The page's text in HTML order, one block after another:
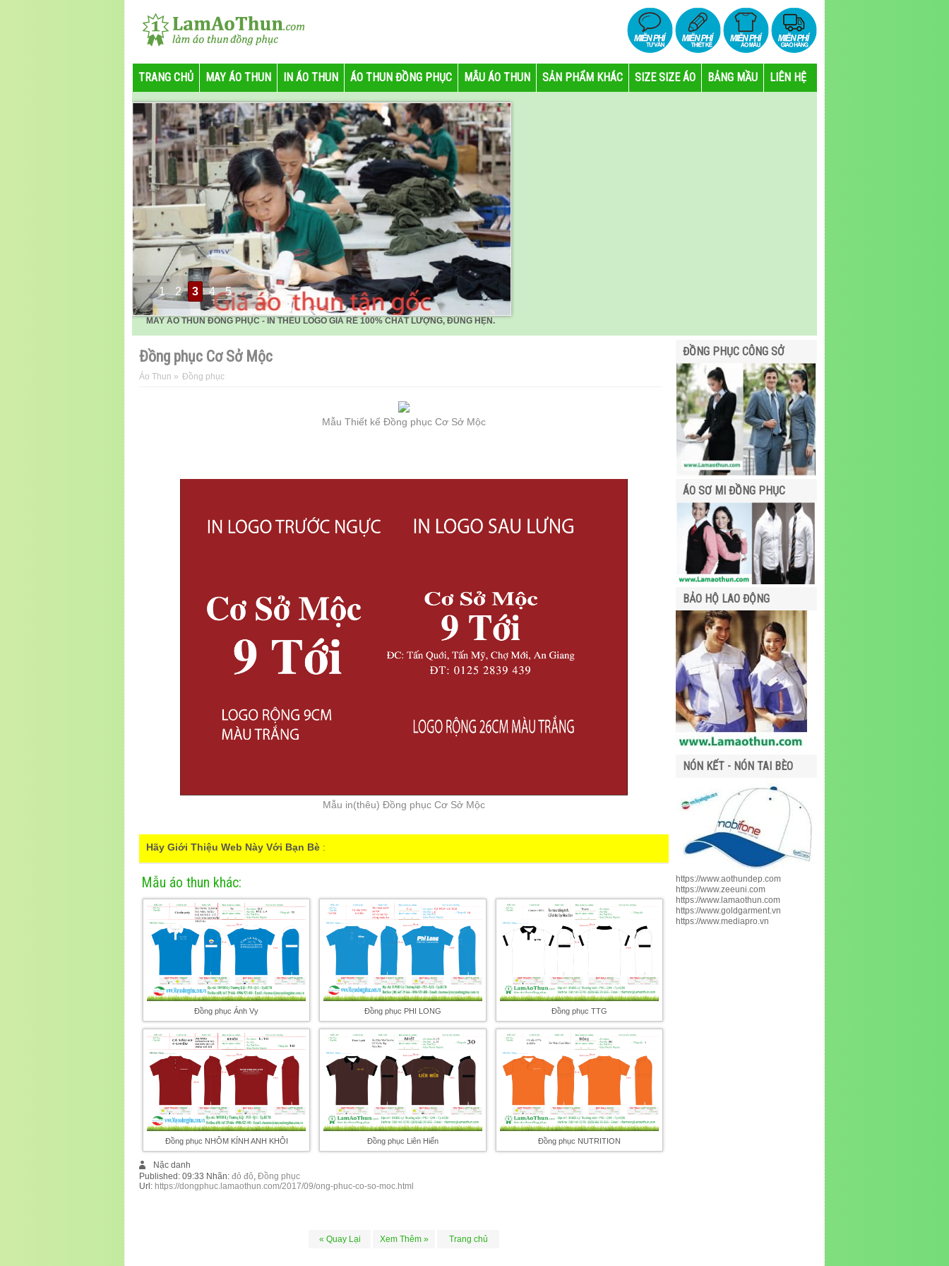
TRANG CHỦ MAY ÁO THUN IN ÁO THUN ÁO THUN ĐỒNG PHỤC MẪU ÁO THUN SẢN PHẨM KHÁC SIZE SIZE ÁO BẢNG MẦU LIÊN HỆ
1 2 3 4 5
MAY ÁO THUN ĐỒNG PHỤC - IN THÊU LOGO GIÁ RẺ 100% CHẤT LƯỢNG, ĐÚNG HẸN.
Đồng phục Cơ Sở Mộc
Áo Thun » Đồng phục
Mẫu Thiết kế Đồng phục Cơ Sở Mộc
Mẫu in(thêu) Đồng phục Cơ Sở Mộc
Hãy Giới Thiệu Web Này Với Bạn Bè :
Mẫu áo thun khác:
Đồng phục Ánh Vy Đồng phục PHI LONG Đồng phục TTG
Đồng phục NHÔM KÍNH ANH KHÔI Đồng phục Liên Hiển Đồng phục NUTRITION
Nặc danh
Published: 09:33 Nhãn: đỏ đô Đồng phục
Url: https://dongphuc.lamaothun.com/2017/09/ong-phuc-co-so-moc.html
« Quay Lại Xem Thêm » Trang chủ
ĐỒNG PHỤC CÔNG SỞ
ÁO SƠ MI ĐỒNG PHỤC
BẢO HỘ LAO ĐỘNG
NÓN KẾT - NÓN TAI BÈO
https://www.aothundep.com
https://www.zeeuni.com
https://www.lamaothun.com
https://www.goldgarment.vn
https://www.mediapro.vn